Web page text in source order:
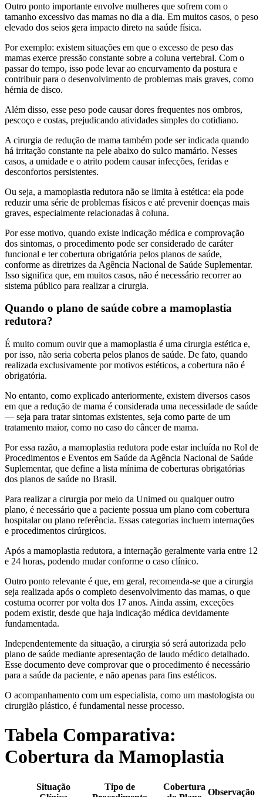
Outro ponto importante envolve mulheres que sofrem com o
tamanho excessivo das mamas no dia a dia. Em muitos casos, o peso
elevado dos seios gera impacto direto na saúde física.
Por exemplo: existem situações em que o excesso de peso das
mamas exerce pressão constante sobre a coluna vertebral. Com o
passar do tempo, isso pode levar ao encurvamento da postura e
contribuir para o desenvolvimento de problemas mais graves, como
hérnia de disco.
Além disso, esse peso pode causar dores frequentes nos ombros,
pescoço e costas, prejudicando atividades simples do cotidiano.
A cirurgia de redução de mama também pode ser indicada quando
há irritação constante na pele abaixo do sulco mamário. Nesses
casos, a umidade e o atrito podem causar infecções, feridas e
desconfortos persistentes.
Ou seja, a mamoplastia redutora não se limita à estética: ela pode
reduzir uma série de problemas físicos e até prevenir doenças mais
graves, especialmente relacionadas à coluna.
Por esse motivo, quando existe indicação médica e comprovação
dos sintomas, o procedimento pode ser considerado de caráter
funcional e ter cobertura obrigatória pelos planos de saúde,
conforme as diretrizes da Agência Nacional de Saúde Suplementar.
Isso significa que, em muitos casos, não é necessário recorrer ao
sistema público para realizar a cirurgia.
Quando o plano de saúde cobre a mamoplastia
redutora?
É muito comum ouvir que a mamoplastia é uma cirurgia estética e,
por isso, não seria coberta pelos planos de saúde. De fato, quando
realizada exclusivamente por motivos estéticos, a cobertura não é
obrigatória.
No entanto, como explicado anteriormente, existem diversos casos
em que a redução de mama é considerada uma necessidade de saúde
— seja para tratar sintomas existentes, seja como parte de um
tratamento maior, como no caso do câncer de mama.
Por essa razão, a mamoplastia redutora pode estar incluída no Rol de
Procedimentos e Eventos em Saúde da Agência Nacional de Saúde
Suplementar, que define a lista mínima de coberturas obrigatórias
dos planos de saúde no Brasil.
Para realizar a cirurgia por meio da Unimed ou qualquer outro
plano, é necessário que a paciente possua um plano com cobertura
hospitalar ou plano referência. Essas categorias incluem internações
e procedimentos cirúrgicos.
Após a mamoplastia redutora, a internação geralmente varia entre 12
e 24 horas, podendo mudar conforme o caso clínico.
Outro ponto relevante é que, em geral, recomenda-se que a cirurgia
seja realizada após o completo desenvolvimento das mamas, o que
costuma ocorrer por volta dos 17 anos. Ainda assim, exceções
podem existir, desde que haja indicação médica devidamente
fundamentada.
Independentemente da situação, a cirurgia só será autorizada pelo
plano de saúde mediante apresentação de laudo médico detalhado.
Esse documento deve comprovar que o procedimento é necessário
para a saúde da paciente, e não apenas para fins estéticos.
O acompanhamento com um especialista, como um mastologista ou
cirurgião plástico, é fundamental nesse processo.
Tabela Comparativa:
Cobertura da Mamoplastia
Situação
Tipo de
Cobertura
Observação